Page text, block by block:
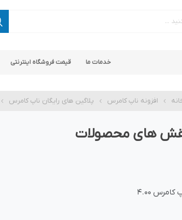
خدمات ما قیمت فروشگاه اینترنتی
افزونه ناپ کامرس پلاگین های رایگان ناپ کامرس
های محصولات
کامرس 4.00